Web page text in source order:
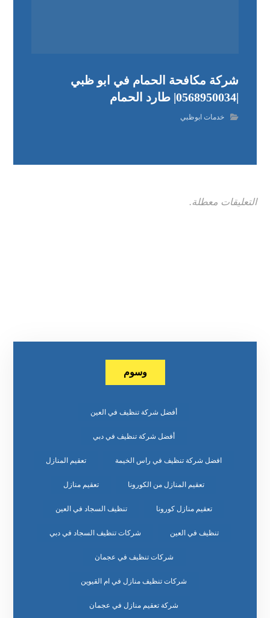
شركة مكافحة الحمام في ابو ظبي
|0568950034| طارد الحمام
خدمات ابوظبي
التعليقات معطلة.
وسوم
أفضل شركة تنظيف في العين
أفضل شركة تنظيف في دبي
افضل شركة تنظيف في راس الخيمة تعقيم المنازل
تعقيم المنازل من الكورونا تعقيم منازل
تعقيم منازل كورونا تنظيف السجاد في العين
تنظيف في العين شركات تنظيف السجاد في دبي
شركات تنظيف في عجمان
شركات تنظيف منازل في ام القيوين
شركة تعقيم منازل في عجمان